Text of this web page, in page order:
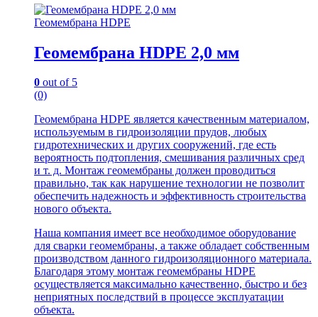
Геомембрана HDPE
Геомембрана HDPE 2,0 мм
0 out of 5
(0)
Геомембрана HDPE является качественным материалом,
используемым в гидроизоляции прудов, любых
гидротехнических и других сооружений, где есть
вероятность подтопления, смешивания различных сред
и т. д. Монтаж геомембраны должен проводиться
правильно, так как нарушение технологии не позволит
обеспечить надежность и эффективность строительства
нового объекта.
Наша компания имеет все необходимое оборудование
для сварки геомембраны, а также обладает собственным
производством данного гидроизоляционного материала.
Благодаря этому монтаж геомембраны HDPE
осуществляется максимально качественно, быстро и без
неприятных последствий в процессе эксплуатации
объекта.